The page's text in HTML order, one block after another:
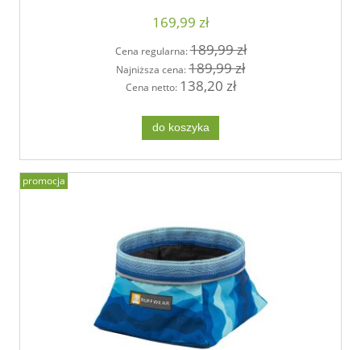
169,99 zł
Cena regularna:189,99 zł
Najniższa cena:189,99 zł
Cena netto: 138,20 zł
do koszyka
promocja